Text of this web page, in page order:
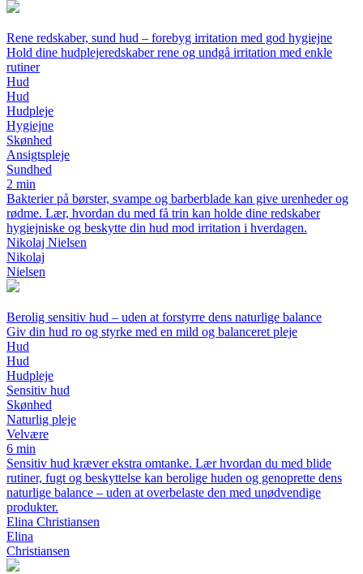
Rene redskaber, sund hud – forebyg irritation med god hygiejne
Hold dine hudplejeredskaber rene og undgå irritation med enkle
rutiner
Hud
Hud
Hudpleje
Hygiejne
Skønhed
Ansigtspleje
Sundhed
2 min
Bakterier på børster, svampe og barberblade kan give urenheder og
rødme. Lær, hvordan du med få trin kan holde dine redskaber
hygiejniske og beskytte din hud mod irritation i hverdagen.
Nikolaj Nielsen
Nikolaj
Nielsen
Berolig sensitiv hud – uden at forstyrre dens naturlige balance
Giv din hud ro og styrke med en mild og balanceret pleje
Hud
Hud
Hudpleje
Sensitiv hud
Skønhed
Naturlig pleje
Velvære
6 min
Sensitiv hud kræver ekstra omtanke. Lær hvordan du med blide
rutiner, fugt og beskyttelse kan berolige huden og genoprette dens
naturlige balance – uden at overbelaste den med unødvendige
produkter.
Elina Christiansen
Elina
Christiansen